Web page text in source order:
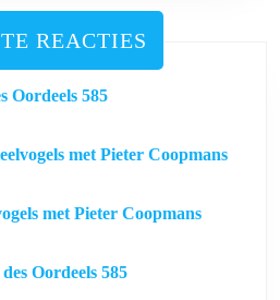
REACTIES
Oordeels 585
met Pieter Coopmans
met Pieter Coopmans
Oordeels 585